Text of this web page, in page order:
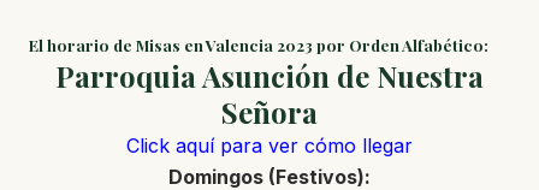
El horario de Misas en Valencia 2023 por Orden Alfabético:
Parroquia Asunción de Nuestra
Señora
Click aquí para ver cómo llegar
Domingos (Festivos):